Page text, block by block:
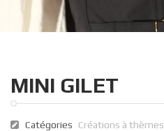
MINI GILET
Catégories Créations à thèmes